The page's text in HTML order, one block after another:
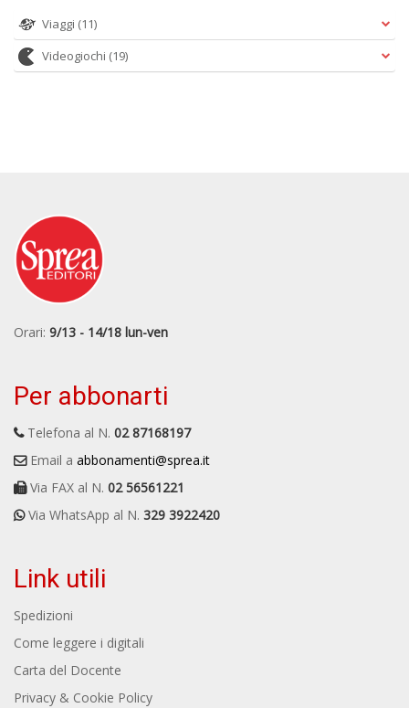
Viaggi (11)
Videogiochi (19)
Orari: 9/13 - 14/18 lun-ven
Per abbonarti
Telefona al N. 02 87168197
Email a abbonamenti@sprea.it
Via FAX al N. 02 56561221
Via WhatsApp al N. 329 3922420
Link utili
Spedizioni
Come leggere i digitali
Carta del Docente
Privacy & Cookie Policy